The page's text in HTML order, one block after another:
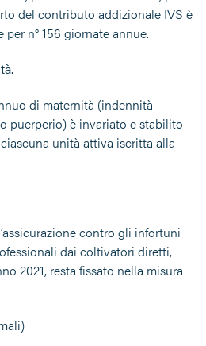
del contributo addizionale IVS è
per n° 156 giornate annue.
di maternità (indennità
puerperio) è invariato e stabilito
unità attiva iscritta alla
contro gli infortuni
dai coltivatori diretti,
2021, resta fissato nella misura